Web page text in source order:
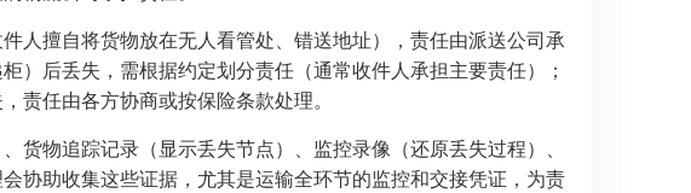
人擅自将货物放在无人看管处、错送地址），责任由派送公司承
）后丢失，需根据约定划分责任（通常收件人承担主要责任）；
责任由各方协商或按保险条款处理。
货物追踪记录（显示丢失节点）、监控录像（还原丢失过程）、
协助收集这些证据，尤其是运输全环节的监控和交接凭证，为责